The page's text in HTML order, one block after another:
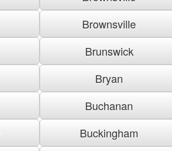
Brownsville
Brunswick
Bryan
Buchanan
Buckingham